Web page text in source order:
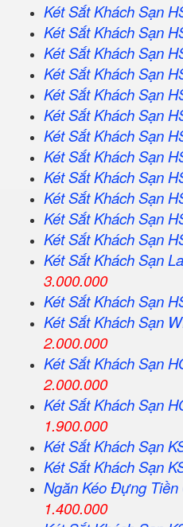
Két Sắt Khách Sạn
Két Sắt Khách Sạn
Két Sắt Khách Sạn
Két Sắt Khách Sạn
Két Sắt Khách Sạn
Két Sắt Khách Sạn
Két Sắt Khách Sạn
Két Sắt Khách Sạn
Két Sắt Khách Sạn
Két Sắt Khách Sạn
Két Sắt Khách Sạn
Két Sắt Khách Sạn
Két Sắt Khách Sạn
3.000.000
Két Sắt Khách Sạn
Két Sắt Khách Sạn
2.000.000
Két Sắt Khách Sạn
2.000.000
Két Sắt Khách Sạn
1.900.000
Két Sắt Khách Sạn
Két Sắt Khách Sạn
Ngăn Kéo Đựng
1.400.000